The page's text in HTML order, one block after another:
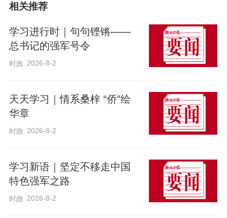
9月14日，中共中央、全国人大常委会隆重
举行庆祝全国人民代表大会成立70周年大
话。
回望，是为了更好地出发。在这个重要时
坚定走中国特色社会主义政治发展道路深
化了认识、坚定了信心、增强了底气，发
相关推荐
学习进行时｜句句铿锵——
总书记的强军号令
时政 2026-8-2
天天学习｜情系桑梓 “侨”绘
华章
时政 2026-8-2
学习新语｜坚定不移走中国
特色强军之路
时政 2026-8-2